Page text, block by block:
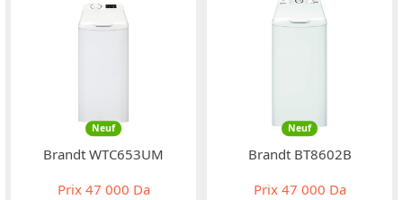
Neuf
Brandt WTC653UM
Prix47 000 Da
Neuf
Brandt BT8602B
Prix47 000 Da